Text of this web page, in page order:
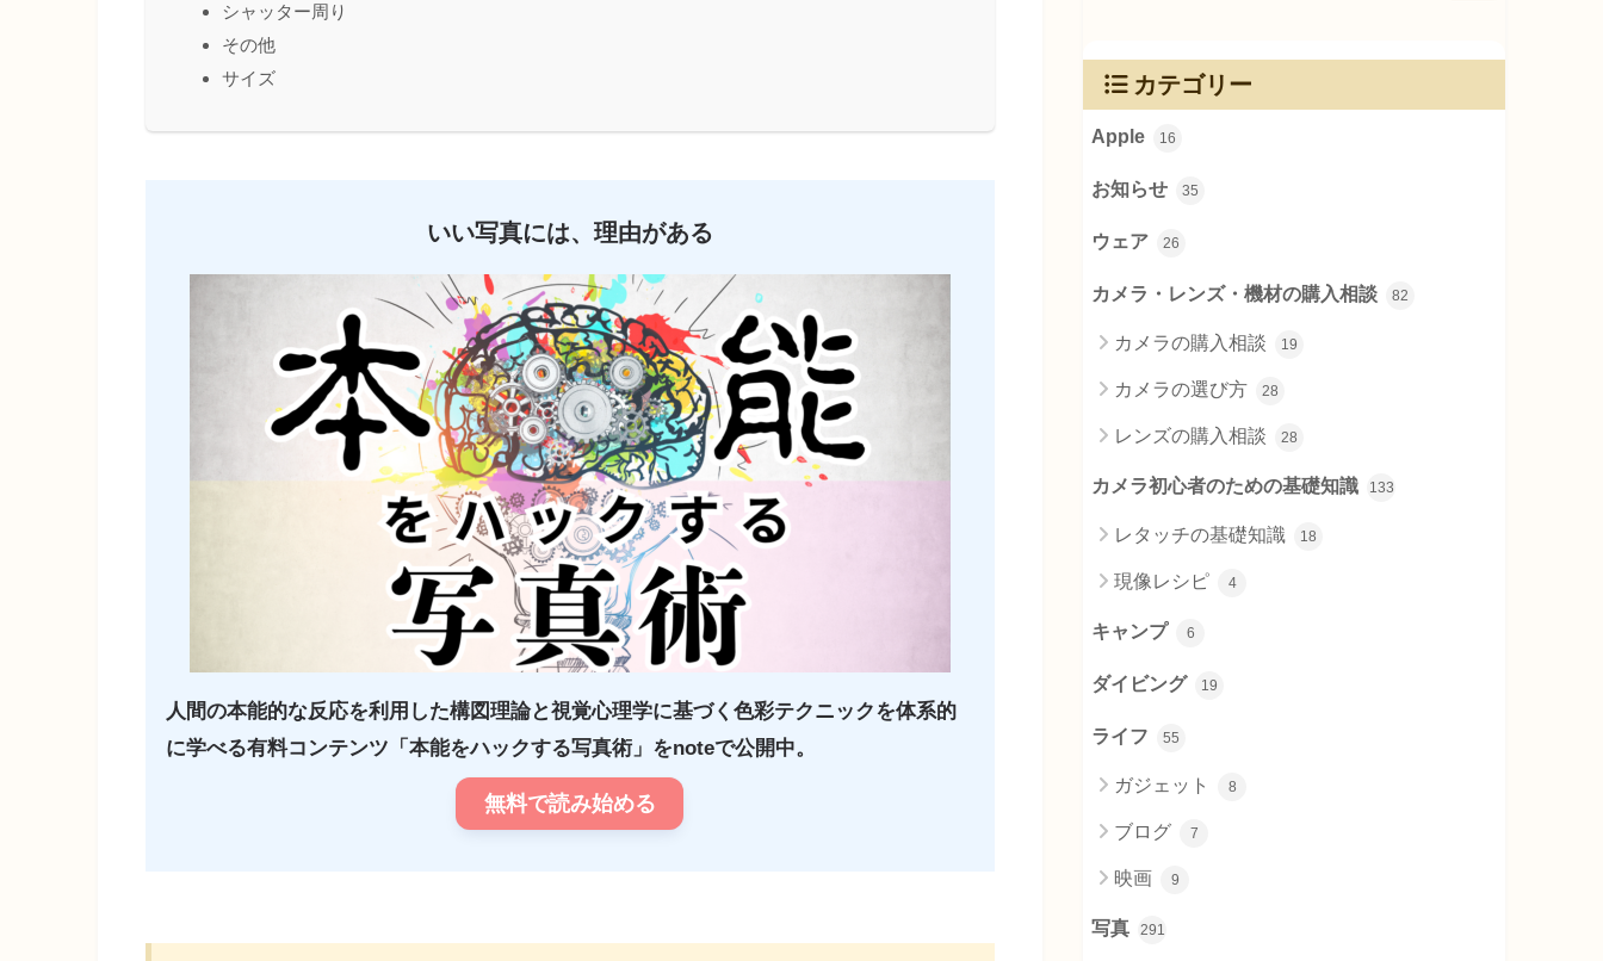
シャッター周り
その他
サイズ
いい写真には、理由がある
人間の本能的な反応を利用した構図理論と視覚心理学に基づく色彩テクニックを体系的
に学べる有料コンテンツ「本能をハックする写真術」をnoteで公開中。
無料で読み始める
カテゴリー
Apple 16
お知らせ 35
ウェア 26
カメラ・レンズ・機材の購入相談 82
カメラの購入相談 19
カメラの選び方 28
レンズの購入相談 28
カメラ初心者のための基礎知識 133
レタッチの基礎知識 18
現像レシピ 4
キャンプ 6
ダイビング 19
ライフ 55
ガジェット 8
ブログ 7
映画 9
写真 291